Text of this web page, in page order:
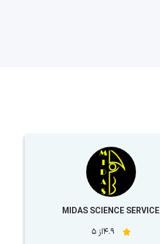
MIDAS SCIENCE SERVICE
4.9از 5